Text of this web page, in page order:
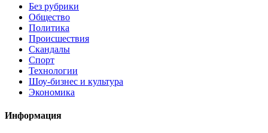
Без рубрики
Общество
Политика
Происшествия
Скандалы
Спорт
Технологии
Шоу-бизнес и культура
Экономика
Информация